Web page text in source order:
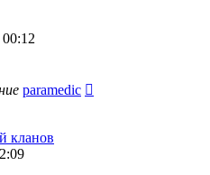
paramedic
кланов